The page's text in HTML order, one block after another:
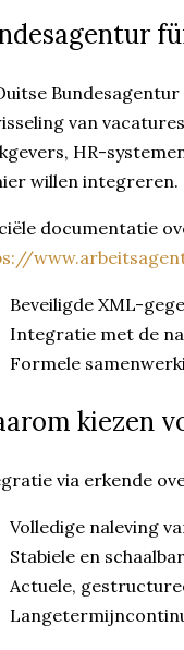
van
HR-
willen integreren.
documentatie
Beveiligde XML-
Integratie met de
Formele
kiezen
via erkende
Volledige naleving
Stabiele en
Actuele,